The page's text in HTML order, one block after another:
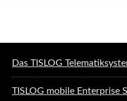
Das TISLOG
TISLOG mobile Enterprise